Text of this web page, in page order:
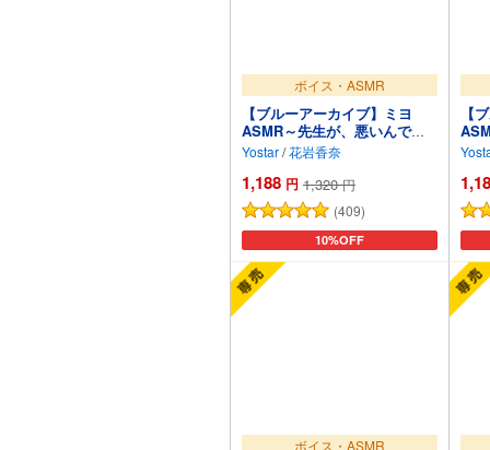
ボイス・ASMR
【ブルーアーカイブ】ミヨ
ASMR～先生が、悪いんです
よ?～
Yostar/花岩香奈
1,188 円 1,320 円
(409)
10%OFF
カートに追加
【
の～
ボイス・ASMR